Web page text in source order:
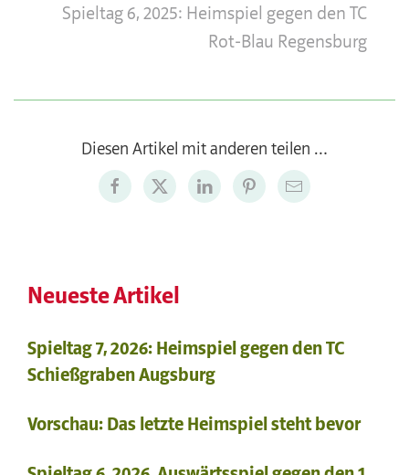
Spieltag 6, 2025: Heimspiel gegen den TC
Rot-Blau Regensburg
Diesen Artikel mit anderen teilen …
Neueste Artikel
Spieltag 7, 2026: Heimspiel gegen den TC
Schießgraben Augsburg
Vorschau: Das letzte Heimspiel steht bevor